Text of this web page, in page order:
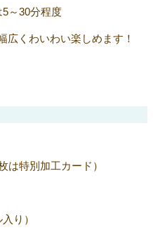
～30分程度
広くわいわい楽しめます！
は特別加工カード）
り）